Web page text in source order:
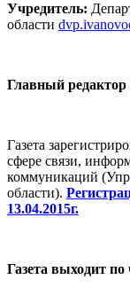
Учредитель:
области
Главный редактор
Газета
сфере связи,
коммуникаций
области).
13.04.2015г.
Газета выходит по